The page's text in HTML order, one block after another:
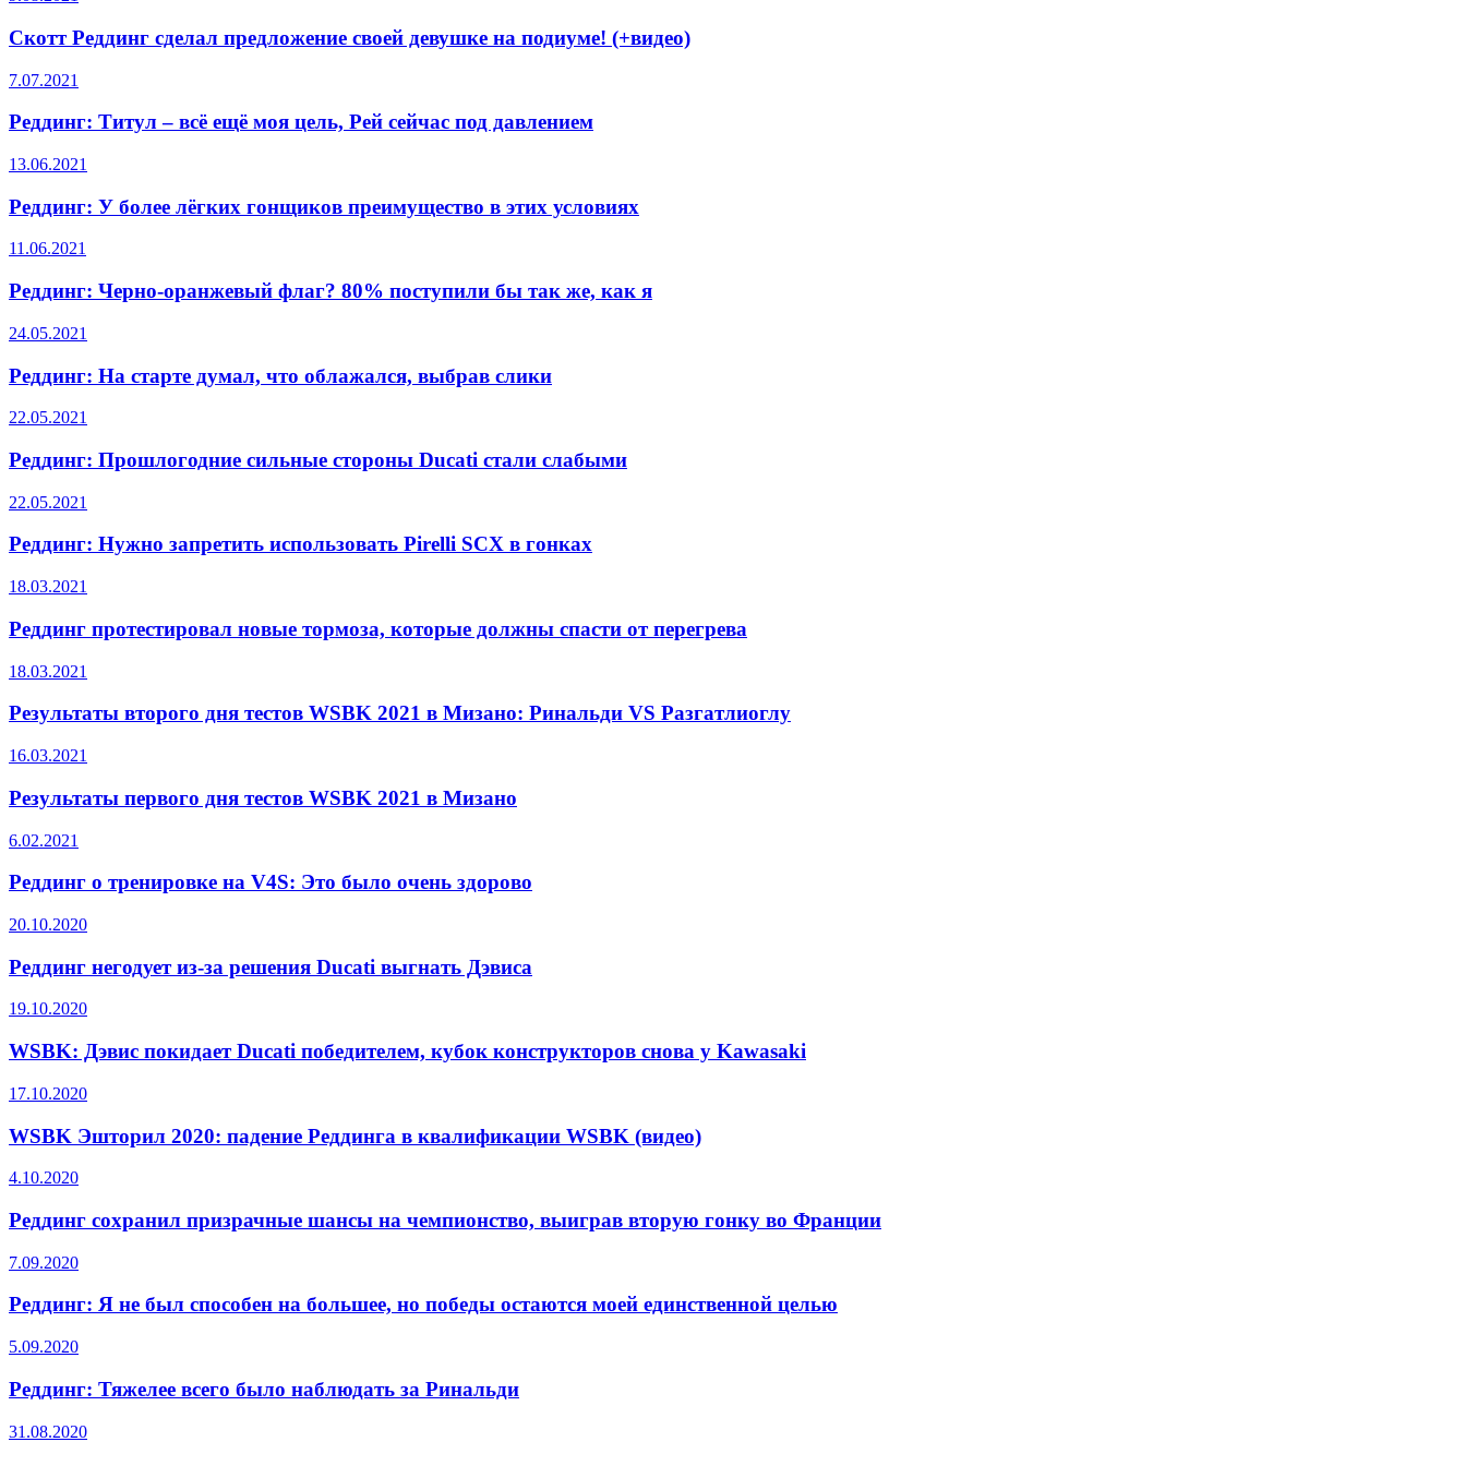
Скотт Реддинг сделал предложение своей девушке на подиуме! (+видео)
7.07.2021
Реддинг: Титул – всё ещё моя цель, Рей сейчас под давлением
13.06.2021
Реддинг: У более лёгких гонщиков преимущество в этих условиях
11.06.2021
Реддинг: Черно-оранжевый флаг? 80% поступили бы так же, как я
24.05.2021
Реддинг: На старте думал, что облажался, выбрав слики
22.05.2021
Реддинг: Прошлогодние сильные стороны Ducati стали слабыми
22.05.2021
Реддинг: Нужно запретить использовать Pirelli SCX в гонках
18.03.2021
Реддинг протестировал новые тормоза, которые должны спасти от перегрева
18.03.2021
Результаты второго дня тестов WSBK 2021 в Мизано: Ринальди VS Разгатлиоглу
16.03.2021
Результаты первого дня тестов WSBK 2021 в Мизано
6.02.2021
Реддинг о тренировке на V4S: Это было очень здорово
20.10.2020
Реддинг негодует из-за решения Ducati выгнать Дэвиса
19.10.2020
WSBK: Дэвис покидает Ducati победителем, кубок конструкторов снова у Kawasaki
17.10.2020
WSBK Эшторил 2020: падение Реддинга в квалификации WSBK (видео)
4.10.2020
Реддинг сохранил призрачные шансы на чемпионство, выиграв вторую гонку во Франции
7.09.2020
Реддинг: Я не был способен на большее, но победы остаются моей единственной целью
5.09.2020
Реддинг: Тяжелее всего было наблюдать за Ринальди
31.08.2020